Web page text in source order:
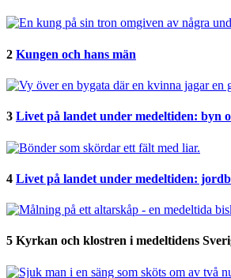
2 Kungen och hans män
3 Livet på landet under medeltiden: byn
4 Livet på landet under medeltiden:
5 Kyrkan och klostren i medeltidens